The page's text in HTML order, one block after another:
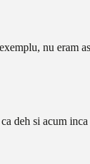
nu eram
deh si acum